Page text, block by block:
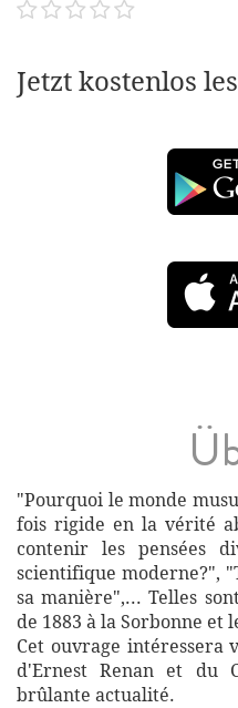
Jetzt kostenlos
"Pourquoi le monde
fois rigide en la vérité
contenir les pensées
scientifique moderne?",
sa manière",... Telles
de 1883 à la Sorbonne et
Cet ouvrage intéressera
d'Ernest Renan et du
brûlante actualité.